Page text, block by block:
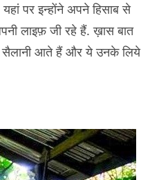
पर इन्होंने अपने हिसाब से
लाइफ़ जी रहे हैं. ख़ास बात
सैलानी आते हैं और ये उनके लिये